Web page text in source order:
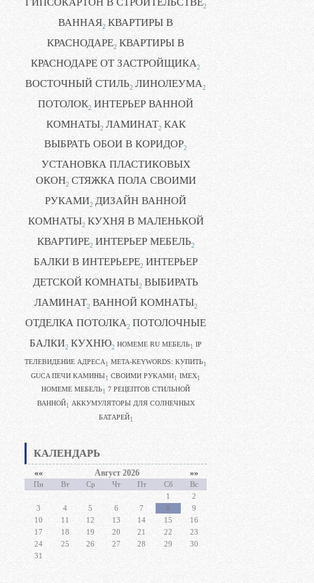
2
ВАННАЯ2 КВАРТИРЫ В
КРАСНОДАРЕ2 КВАРТИРЫ В
КРАСНОДАРЕ ОТ ЗАСТРОЙЩИКА2
ВОСТОЧНЫЙ СТИЛЬ2 ЛИНОЛЕУМА2
ПОТОЛОК2 ИНТЕРЬЕР ВАННОЙ
КОМНАТЫ2 ЛАМИНАТ2 КАК
ВЫБРАТЬ ОБОИ В КОРИДОР2
УСТАНОВКА ПЛАСТИКОВЫХ
ОКОН2 СТЯЖКА ПОЛА СВОИМИ
РУКАМИ2 ДИЗАЙН ВАННОЙ
КОМНАТЫ2 КУХНЯ В МАЛЕНЬКОЙ
КВАРТИРЕ2 ИНТЕРЬЕР МЕБЕЛЬ2
БАЛКИ В ИНТЕРЬЕРЕ2 ИНТЕРЬЕР
ДЕТСКОЙ КОМНАТЫ2 ВЫБИРАТЬ
ЛАМИНАТ2 ВАННОЙ КОМНАТЫ2
ОТДЕЛКА ПОТОЛКА2 ПОТОЛОЧНЫЕ
БАЛКИ2 КУХНЮ2 HOMEME RU МЕБЕЛЬ1 IP
ТЕЛЕВИДЕНИЕ АДРЕСА 1 META-KEYWORDS: КУПИТЬ1
GUCA ПЕЧИ КАМИНЫ1 CВОИМИ РУКАМИ1 IMEX1
HOMEME МЕБЕЛЬ1 7 РЕЦЕПТОВ СТИЛЬНОЙ
ВАННОЙ1 АККУМУЛЯТОРЫ ДЛЯ СОЛНЕЧНЫХ
БАТАРЕЙ1
КАЛЕНДАРЬ
«« Август 2026 »»
Пн Вт Ср Чт Пт Сб
Вс
1
2
3
4 5 6 7 8
9
10
11 12 13 14 15
16
17
18 19 20 21 22
23
24
25 26 27 28 29
30
31